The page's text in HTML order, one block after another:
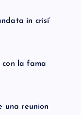
in crisi’
con la fama
una reunion